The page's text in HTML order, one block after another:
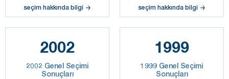
seçim hakkında bilgi seçim hakkında bilgi
2002
2002 Genel Seçimi
Sonuçları
1999
1999 Genel Seçimi
Sonuçları